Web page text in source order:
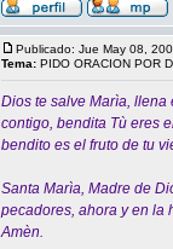
Publicado: Jue May 08,
Tema: PIDO ORACION POR
Dios te salve Marìa, llena
contigo, bendita Tù eres
bendito es el fruto de tu
Santa Marìa, Madre de
pecadores, ahora y en la
Amèn.